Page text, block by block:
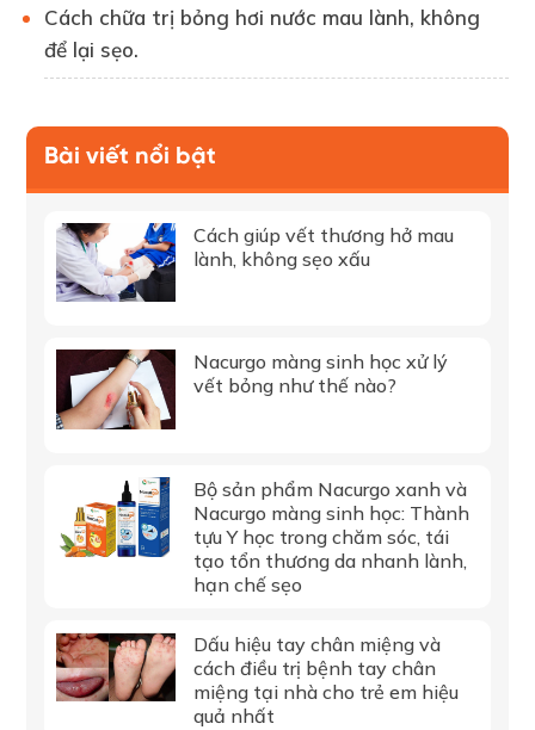
Cách chữa trị bỏng hơi nước mau lành, không
để lại sẹo.
Bài viết nổi bật
Cách giúp vết thương hở mau
lành, không sẹo xấu
Nacurgo màng sinh học xử lý
vết bỏng như thế nào?
Bộ sản phẩm Nacurgo xanh và
Nacurgo màng sinh học: Thành
tựu Y học trong chăm sóc, tái
tạo tổn thương da nhanh lành,
hạn chế sẹo
Dấu hiệu tay chân miệng và
cách điều trị bệnh tay chân
miệng tại nhà cho trẻ em hiệu
quả nhất